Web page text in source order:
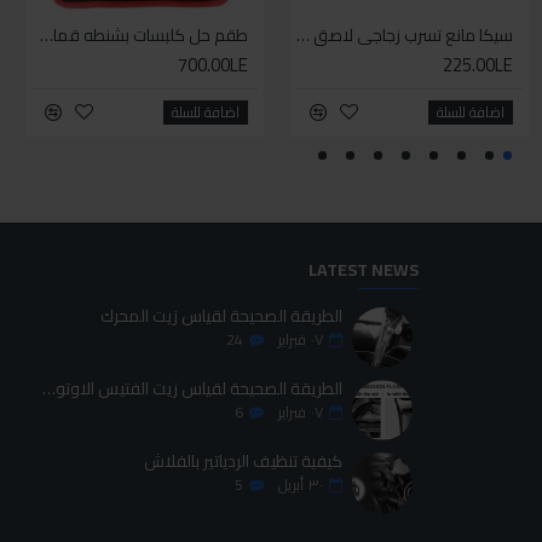
سيليكون متعدد الاستخدام
70.00LE
اضافة للسلة
طقم حل كلبسات بشنطه قماش ١٩ قطعه للخدمات الشاقه
700.00LE
اضافة للسلة
سيكا مانع تسرب زجاجي لاصق اسود 600 مل
225.00LE
اضافة للسلة
طقم حل كلبسات بشنطه قماش ١٩ قطعه للخدمات الشاقه
700.00LE
اضافة للسلة
LATEST NEWS
الطريقة الصحيحة لقياس زيت المحرك
٠٧ فبراير 24
الطريقة الصحيحة لقياس زيت الفتيس الاوتوماتيك
٠٧ فبراير 6
كيفية تنظيف الردياتير بالفلاش
٣٠ أبريل 5